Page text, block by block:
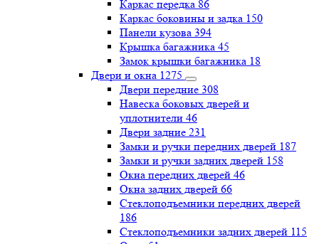
Каркас передка 86
Каркас боковины и задка 150
Панели кузова 394
Крышка багажника 45
Замок крышки багажника 18
Двери и окна 1275
Двери передние 308
Навеска боковых дверей и
уплотнители 46
Двери задние 231
Замки и ручки передних дверей 187
Замки и ручки задних дверей 158
Окна передних дверей 46
Окна задних дверей 66
Стеклоподъемники передних дверей
186
Стеклоподъемники задних дверей 115